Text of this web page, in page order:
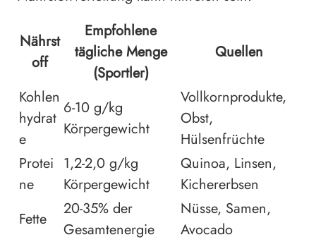
Nährst
off
Empfohlene
tägliche Menge
(Sportler)
Quellen
Kohlen
hydrat
e
6-10 g/kg
Körpergewicht
Vollkornprodukte,
Obst,
Hülsenfrüchte
Protei
ne
1,2-2,0 g/kg
Körpergewicht
Quinoa, Linsen,
Kichererbsen
Fette
20-35% der
Gesamtenergie
Nüsse, Samen,
Avocado